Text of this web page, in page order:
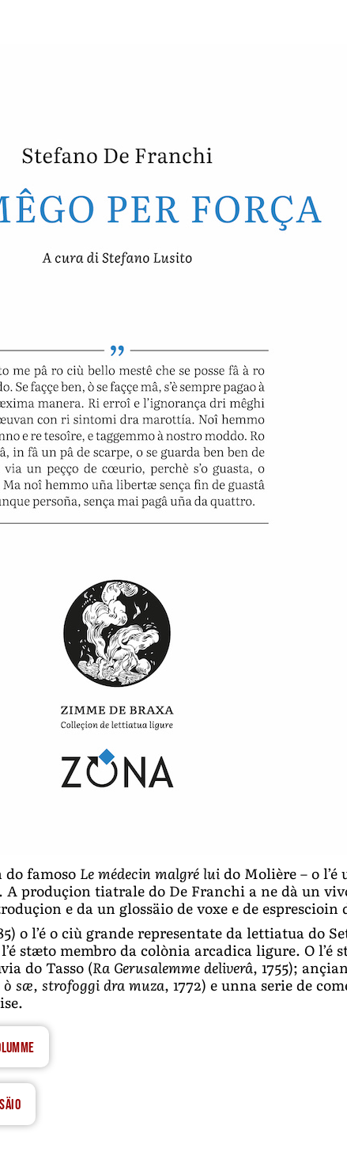
do famoso Le médecin malgré luido Molière – o
A produçion tiatrale do De Franchi a ne dà un
e da un glossäio de voxe e de
o l’é o ciù grande representate da lettiatua do
stæto membro da colònia arcadica ligure. O
do Tasso (Ra Gerusalemme deliverâ, 1755);
sæ, strofoggi dra muza, 1772) e unna serie de